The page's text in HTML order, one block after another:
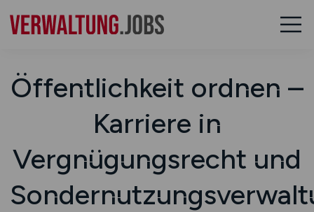
Öffentlichkeit ordnen –
Karriere in
Vergnügungsrecht und